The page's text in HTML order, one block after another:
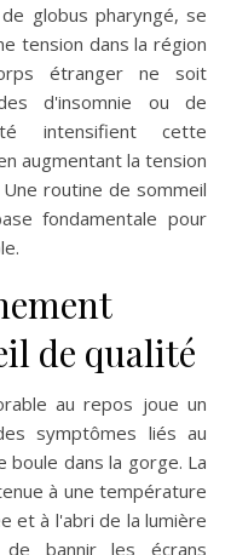
globus pharyngé, se
tension dans la région
étranger ne soit
d'insomnie ou de
intensifient cette
augmentant la tension
routine de sommeil
fondamentale pour
de qualité
au repos joue un
symptômes liés au
dans la gorge. La
à une température
et à l'abri de la lumière
bannir les écrans